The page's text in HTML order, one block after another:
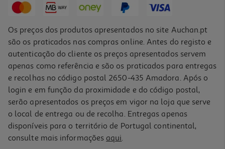
Trotinete Navee V25
Os preços dos produtos apresentados no site Auchan.pt
são os praticados nas compras online. Antes do registo e
autenticação do cliente os preços apresentados servem
apenas como referência e são os praticados para entregas
e recolhas no código postal 2650-435 Amadora. Após o
login e em função da proximidade e do código postal,
serão apresentados os preços em vigor na loja que serve
o local de entrega ou de recolha. Entregas apenas
disponíveis para o território de Portugal continental,
consulte mais informações aqui.